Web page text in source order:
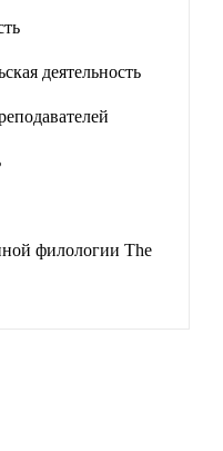
деятельность
филологии The